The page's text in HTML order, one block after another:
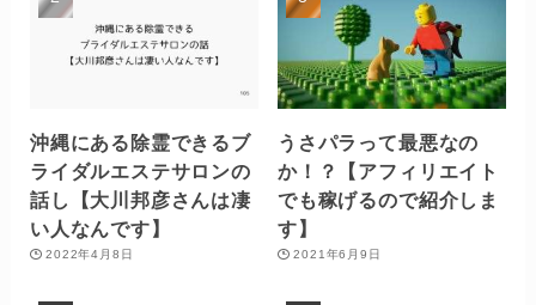
沖縄にある除霊できるブ
ライダルエステサロンの
話し【大川邦彦さんは凄
い人なんです】
2022年4月8日
うさパラって最悪なの
か！？【アフィリエイト
でも稼げるので紹介しま
す】
2021年6月9日